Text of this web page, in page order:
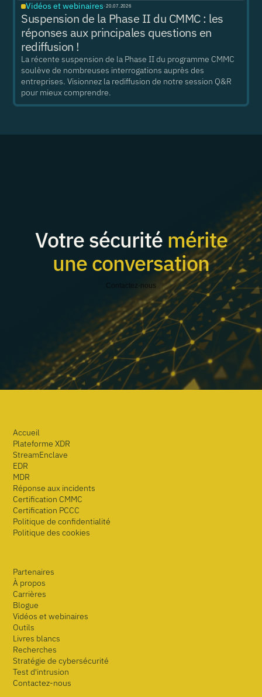
Vidéos et webinaires ·20.07.2026
Suspension de la Phase II du CMMC : les
réponses aux principales questions en
rediffusion !
La récente suspension de la Phase II du programme CMMC
soulève de nombreuses interrogations auprès des
entreprises. Visionnez la rediffusion de notre session Q&R
pour mieux comprendre.
Votre sécurité mérite
une conversation
Contactez-nous
Accueil
Plateforme XDR
StreamEnclave
EDR
MDR
Réponse aux incidents
Certification CMMC
Certification PCCC
Politique de confidentialité
Politique des cookies
Partenaires
À propos
Carrières
Blogue
Vidéos et webinaires
Outils
Livres blancs
Recherches
Stratégie de cybersécurité
Test d'intrusion
Contactez-nous